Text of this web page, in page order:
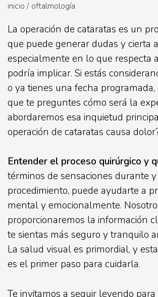
inicio / oftalmología
La operación de cataratas es un
que puede generar dudas y cierta
especialmente en lo que respecta
podría implicar. Si estás
o ya tienes una fecha
que te preguntes cómo será la
abordaremos esa inquietud
operación de cataratas causa
Entender el proceso quirúrgico y
términos de sensaciones durante
procedimiento, puede ayudarte a
mental y emocionalmente.
proporcionaremos la información
te sientas más seguro y tranquilo
La salud visual es primordial, y
es el primer paso para cuidarla.
Te invitamos a seguir leyendo